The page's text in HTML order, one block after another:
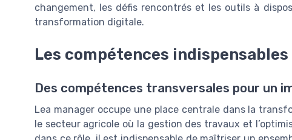
changement, les défis rencontrés et les outils à
transformation digitale.
Les compétences
Des compétences transversales pour un
Lea manager occupe une place centrale dans la
le secteur agricole où la gestion des travaux et